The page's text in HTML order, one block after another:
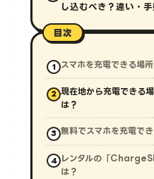
し込むべき？違い・
目次
スマホを充電できる場
現在地から充電できる
は？
無料でスマホを充電で
レンタルの「
は？